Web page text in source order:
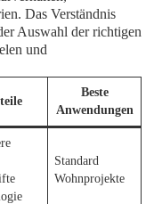
Das Verständnis
Auswahl der richtigen
und
Beste
Anwendungen
Standard
Wohnprojekte